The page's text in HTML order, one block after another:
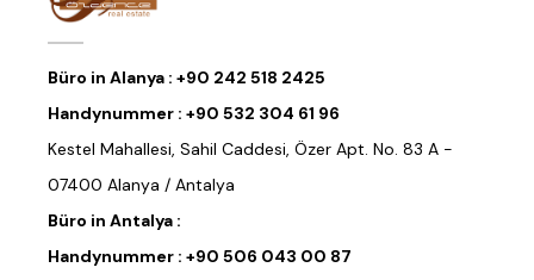
Büro in Alanya : +90 242 518 2425
Handynummer : +90 532 304 61 96
Kestel Mahallesi, Sahil Caddesi, Özer Apt. No. 83 A -
07400 Alanya / Antalya
Büro in Antalya :
Handynummer : +90 506 043 00 87